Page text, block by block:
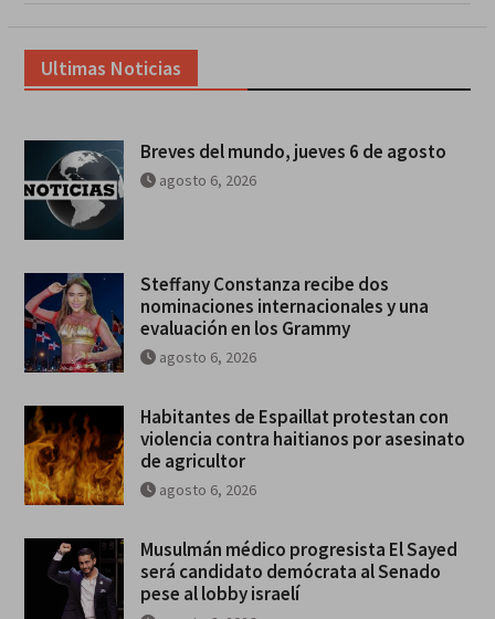
Ultimas Noticias
Breves del mundo, jueves 6 de agosto
agosto 6, 2026
Steffany Constanza recibe dos
nominaciones internacionales y una
evaluación en los Grammy
agosto 6, 2026
Habitantes de Espaillat protestan con
violencia contra haitianos por asesinato
de agricultor
agosto 6, 2026
Musulmán médico progresista El Sayed
será candidato demócrata al Senado
pese al lobby israelí